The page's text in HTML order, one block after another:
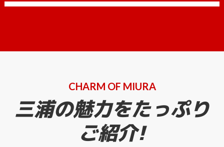
CHARM OF MIURA
三浦の魅力をたっぷり
ご紹介!